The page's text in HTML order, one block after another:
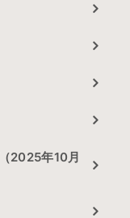
2025年10月